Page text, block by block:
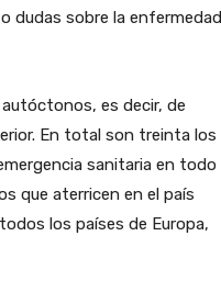
dudas sobre la enfermedad
es decir, de
En total son treinta los
sanitaria en todo
que aterricen en el país
los países de Europa,